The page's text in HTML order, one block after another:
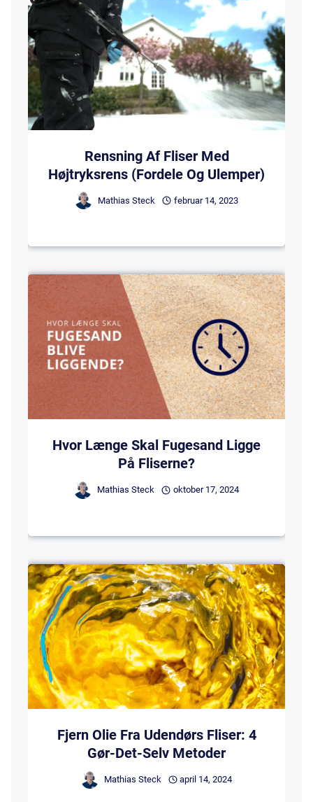
Rensning Af Fliser Med
Højtryksrens (Fordele Og Ulemper)
Mathias Steck februar 14, 2023
Hvor Længe Skal Fugesand Ligge
På Fliserne?
Mathias Steck oktober 17, 2024
Fjern Olie Fra Udendørs Fliser: 4
Gør-Det-Selv Metoder
Mathias Steck april 14, 2024